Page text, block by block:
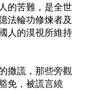
的苦難，是全世
法輪功修煉者及
人的漠視所維持
撒謊，那些旁觀
免，被謊言繞